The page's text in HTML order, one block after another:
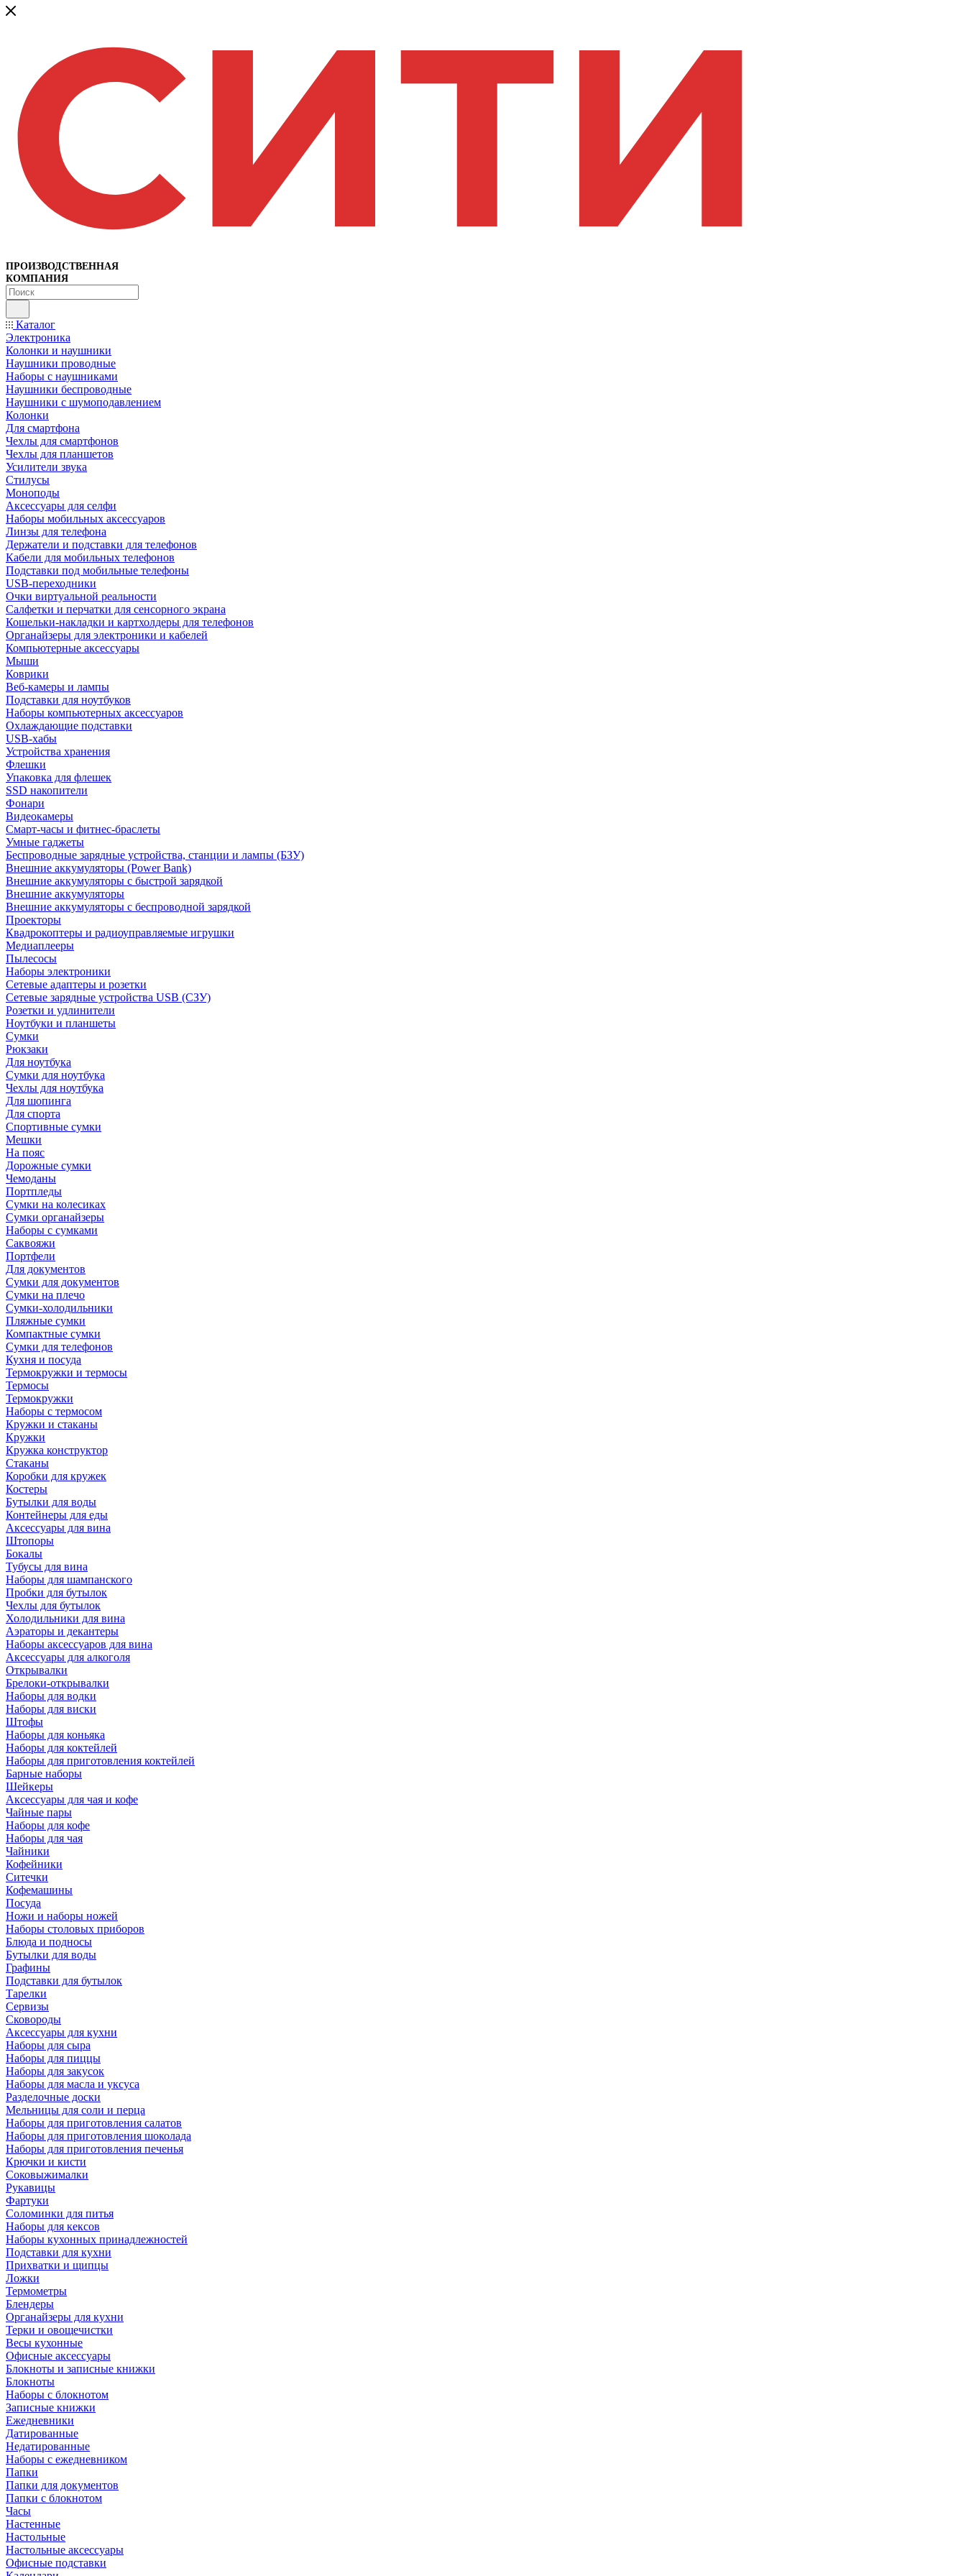
ПРОИЗВОДСТВЕННАЯ
КОМПАНИЯ
Каталог
Электроника
Колонки и наушники
Наушники проводные
Наборы с наушниками
Наушники беспроводные
Наушники с шумоподавлением
Колонки
Для смартфона
Чехлы для смартфонов
Чехлы для планшетов
Усилители звука
Стилусы
Моноподы
Аксессуары для селфи
Наборы мобильных аксессуаров
Линзы для телефона
Держатели и подставки для телефонов
Кабели для мобильных телефонов
Подставки под мобильные телефоны
USB-переходники
Очки виртуальной реальности
Салфетки и перчатки для сенсорного экрана
Кошельки-накладки и картхолдеры для телефонов
Органайзеры для электроники и кабелей
Компьютерные аксессуары
Мыши
Коврики
Веб-камеры и лампы
Подставки для ноутбуков
Наборы компьютерных аксессуаров
Охлаждающие подставки
USB-хабы
Устройства хранения
Флешки
Упаковка для флешек
SSD накопители
Фонари
Видеокамеры
Смарт-часы и фитнес-браслеты
Умные гаджеты
Беспроводные зарядные устройства, станции и лампы (БЗУ)
Внешние аккумуляторы (Power Bank)
Внешние аккумуляторы с быстрой зарядкой
Внешние аккумуляторы
Внешние аккумуляторы с беспроводной зарядкой
Проекторы
Квадрокоптеры и радиоуправляемые игрушки
Медиаплееры
Пылесосы
Наборы электроники
Сетевые адаптеры и розетки
Сетевые зарядные устройства USB (СЗУ)
Розетки и удлинители
Ноутбуки и планшеты
Сумки
Рюкзаки
Для ноутбука
Сумки для ноутбука
Чехлы для ноутбука
Для шопинга
Для спорта
Спортивные сумки
Мешки
На пояс
Дорожные сумки
Чемоданы
Портпледы
Сумки на колесиках
Сумки органайзеры
Наборы с сумками
Саквояжи
Портфели
Для документов
Сумки для документов
Сумки на плечо
Сумки-холодильники
Пляжные сумки
Компактные сумки
Сумки для телефонов
Кухня и посуда
Термокружки и термосы
Термосы
Термокружки
Наборы с термосом
Кружки и стаканы
Кружки
Кружка конструктор
Стаканы
Коробки для кружек
Костеры
Бутылки для воды
Контейнеры для еды
Аксессуары для вина
Штопоры
Бокалы
Тубусы для вина
Наборы для шампанского
Пробки для бутылок
Чехлы для бутылок
Холодильники для вина
Аэраторы и декантеры
Наборы аксессуаров для вина
Аксессуары для алкоголя
Открывалки
Брелоки-открывалки
Наборы для водки
Наборы для виски
Штофы
Наборы для коньяка
Наборы для коктейлей
Наборы для приготовления коктейлей
Барные наборы
Шейкеры
Аксессуары для чая и кофе
Чайные пары
Наборы для кофе
Наборы для чая
Чайники
Кофейники
Ситечки
Кофемашины
Посуда
Ножи и наборы ножей
Наборы столовых приборов
Блюда и подносы
Бутылки для воды
Графины
Подставки для бутылок
Тарелки
Сервизы
Сковороды
Аксессуары для кухни
Наборы для сыра
Наборы для пиццы
Наборы для закусок
Наборы для масла и уксуса
Разделочные доски
Мельницы для соли и перца
Наборы для приготовления салатов
Наборы для приготовления шоколада
Наборы для приготовления печенья
Крючки и кисти
Соковыжималки
Рукавицы
Фартуки
Соломинки для питья
Наборы для кексов
Наборы кухонных принадлежностей
Подставки для кухни
Прихватки и щипцы
Ложки
Термометры
Блендеры
Органайзеры для кухни
Терки и овощечистки
Весы кухонные
Офисные аксессуары
Блокноты и записные книжки
Блокноты
Наборы с блокнотом
Записные книжки
Ежедневники
Датированные
Недатированные
Наборы с ежедневником
Папки
Папки для документов
Папки с блокнотом
Часы
Настенные
Настольные
Настольные аксессуары
Офисные подставки